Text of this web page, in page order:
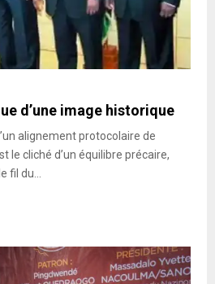
d’une image historique
alignement protocolaire de
le cliché d’un équilibre précaire,
fil du...